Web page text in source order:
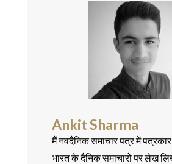
Ankit Sharma
मैं नवदैनिक समाचार पत्र में
भारत के दैनिक समाचारों पर लेख